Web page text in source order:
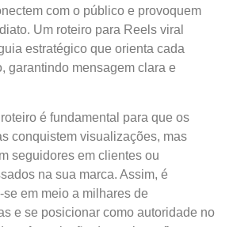
com o público e provoquem
Um roteiro para Reels viral
estratégico que orienta cada
garantindo mensagem clara e
é fundamental para que os
conquistem visualizações, mas
seguidores em clientes ou
na sua marca. Assim, é
em meio a milhares de
e se posicionar como autoridade no